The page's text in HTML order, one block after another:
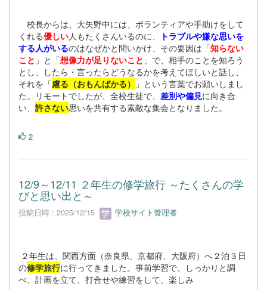
校長からは、大矢野中には、ボランティアや手助けをして
くれる優しい人もたくさんいるのに、
トラブルや嫌な思いを
する人がいるのはなぜかと問いかけ、その要因は「知らない
こと 」と「想像力が足りないこと 」で、相手のことを知ろう
とし、したら・言ったらどうなるかを考えてほしいと話し、
それを「慮る（おもんばかる）
」という言葉でお願いしまし
た。リモートでしたが、全校生徒で、 差別や偏見に向き合
い、 許さない思いを共有する素敵な集会となりました。
2
12/9～12/11 ２年生の修学旅行 ～たくさんの学
びと思い出と～
投稿日時 : 2025/12/15 学校サイト管理者
２年生は、関西方面（奈良県、京都府、大阪府）へ２泊３日
の修学旅行に行ってきました。事前学習で、しっかりと調
べ、計画を立て、打合せや練習をして、楽しみ